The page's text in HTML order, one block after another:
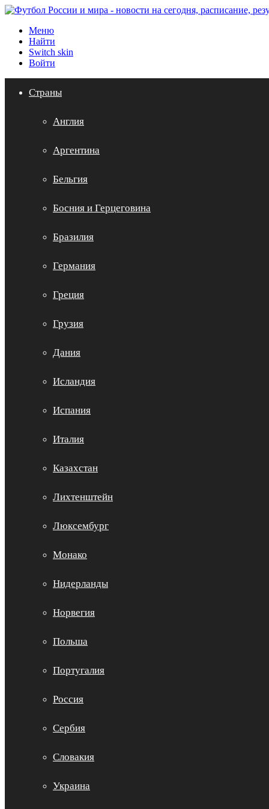
Меню
Найти
Switch skin
Войти
Страны
Англия
Аргентина
Бельгия
Босния и Герцеговина
Бразилия
Германия
Греция
Грузия
Дания
Исландия
Испания
Италия
Казахстан
Лихтенштейн
Люксембург
Монако
Нидерланды
Норвегия
Польша
Португалия
Россия
Сербия
Словакия
Украина